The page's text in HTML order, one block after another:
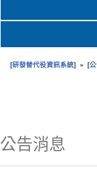
[研發替代役資訊系統] » [
公告消息